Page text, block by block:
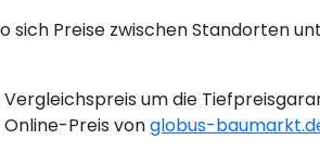
Preise zwischen Standorten
um die
Preis vonglobus-